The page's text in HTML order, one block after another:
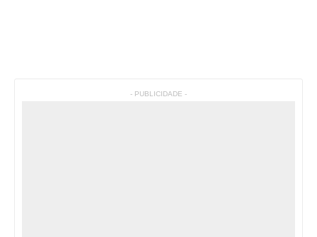
- PUBLICIDADE -